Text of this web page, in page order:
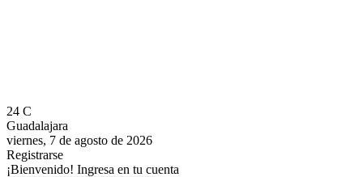
24 C
Guadalajara
viernes, 7 de agosto de 2026
Registrarse
¡Bienvenido! Ingresa en tu cuenta